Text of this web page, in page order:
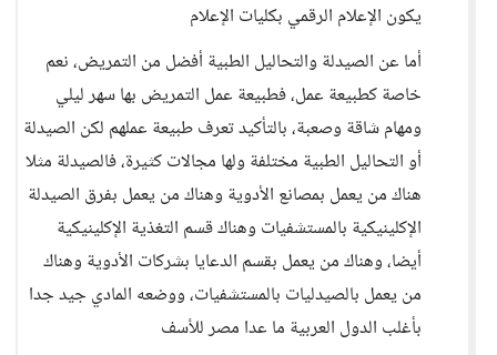
يكون الإعلام الرقمي بكليات الإعلام
أما عن الصيدلة والتحاليل الطبية أفضل من التمريض، نعم
خاصة كطبيعة عمل، فطبيعة عمل التمريض بها سهر ليلي
ومهام شاقة وصعبة، بالتأكيد تعرف طبيعة عملهم لكن الصيدلة
أو التحاليل الطبية مختلفة ولها مجالات كثيرة، فالصيدلة مثلا
هناك من يعمل بمصانع الأدوية وهناك من يعمل بفرق الصيدلة
الإكلينيكية بالمستشفيات وهناك قسم التغذية الإكلينيكية
أيضا، وهناك من يعمل بقسم الدعايا بشركات الأدوية وهناك
من يعمل بالصيدليات بالمستشفيات، ووضعه المادي جيد جدا
بأغلب الدول العربية ما عدا مصر للأسف